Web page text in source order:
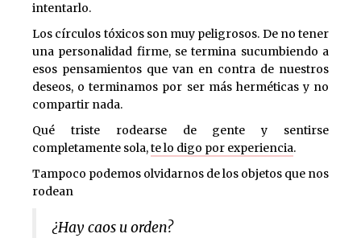
intentarlo.
Los círculos tóxicos son muy peligrosos. De no tener
una personalidad firme, se termina sucumbiendo a
esos pensamientos que van en contra de nuestros
deseos, o terminamos por ser más herméticas y no
compartir nada.
Qué triste rodearse de gente y sentirse
completamente sola,te lo digo por experiencia.
Tampoco podemos olvidarnos de los objetos que nos
rodean
¿Hay caos u orden?